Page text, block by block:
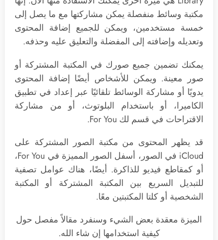
مكتبة وسائط منفصلة يمكن مشاركتها مع ما يصل إلى
خمسة مستخدمين، ويمكن للجميع إضافة المحتوى
وتعديله وإضافته إلى المفضلة والتعليق عليه وحذفه.
يمكنك تضمين جميع صورك في المكتبة المشتركة أو
صور معينة. ويمكن للأشخاص أيضًا إضافة المحتوى
يدويًا أو مشاركة الوسائط تلقائيًا عبر إعداد في تطبيق
الكاميرا، أو باستخدام البلوتوث، أو من مشاركة
الاقتراحات في قسم لك For You.
قد يظهر المحتوى من مكتبة الصور المشتركة على
iCloud في الصور، أسفل الصور المميزة في For You،
أو كمقاطع فيديو للذاكرة. أيضًا، هناك عوامل تصفية
للتبديل السريع بين المكتبة المشتركة أو المكتبة
الشخصية أو كلتا المكتبتين معًا.
الميزة معقدة بعض الشيء وسنفرد مقالاً مفصل حول
كيفية استخدامها إن شاء الله.